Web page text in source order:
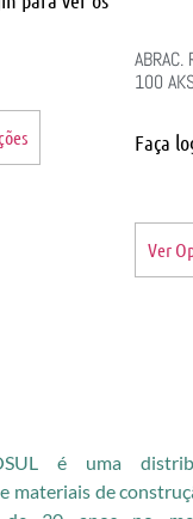
100
Faça
Ver
é uma
materiais de